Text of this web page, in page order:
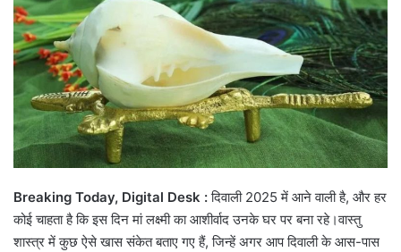
Breaking Today, Digital Desk :दिवाली 2025 में आने वाली है, और हर
कोई चाहता है कि इस दिन मां लक्ष्मी का आशीर्वाद उनके घर पर बना रहे।वास्तु
शास्त्र में कुछ ऐसे खास संकेत बताए गए हैं, जिन्हें अगर आप दिवाली के आस-पास